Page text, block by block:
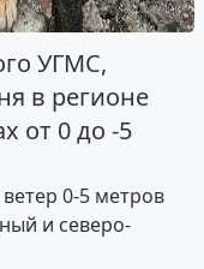
УГМС,
в регионе
от 0 до -5
0-5 метров
и северо-